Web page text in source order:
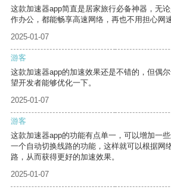
这款加速器app简直是居家旅行必备神器，无
作办公，都能畅享高速网络，再也不用担心网
2025-01-07
游客
这款加速器app的加速效果还是不错的，但偶
望开发者能够优化一下。
2025-01-07
游客
这款加速器app的功能有点单一，可以增加一
一个自动切换线路的功能，这样就可以根据网
路，从而获得更好的加速效果。
2025-01-07